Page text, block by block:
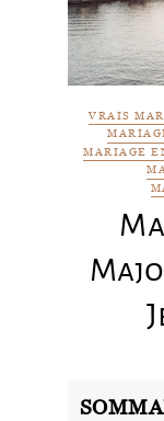
VRAIS
MARIAGE